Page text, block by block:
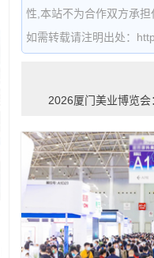
性,本站不为合作双方承担
如需转载请注明出处：
2026厦门美业博览会